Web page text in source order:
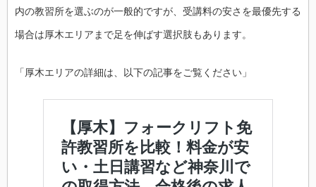
内の教習所を選ぶのが一般的ですが、受講料の安さを最優先する
場合は厚木エリアまで足を伸ばす選択肢もあります。
「厚木エリアの詳細は、以下の記事をご覧ください」